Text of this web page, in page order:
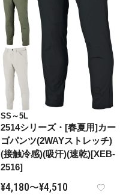
SS～5L
2514シリーズ・[春夏用]カー
ゴパンツ(2WAYストレッチ)
(接触冷感)(吸汗)(速乾)[XEB-
2516]
¥4,180〜¥4,510